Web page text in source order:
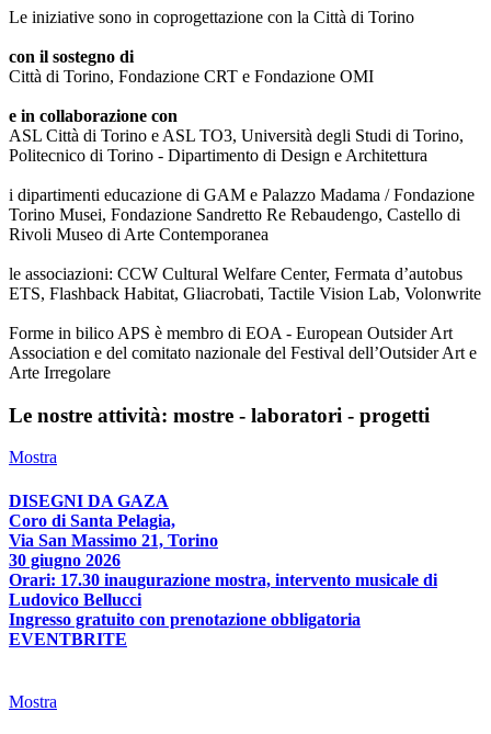
Le iniziative sono in coprogettazione con la Città di Torino
con il sostegno di
Città di Torino, Fondazione CRT e Fondazione OMI
e in collaborazione con
ASL Città di Torino e ASL TO3, Università degli Studi di Torino,
Politecnico di Torino - Dipartimento di Design e Architettura
i dipartimenti educazione di GAM e Palazzo Madama / Fondazione
Torino Musei, Fondazione Sandretto Re Rebaudengo, Castello di
Rivoli Museo di Arte Contemporanea
le associazioni: CCW Cultural Welfare Center, Fermata d’autobus
ETS, Flashback Habitat, Gliacrobati, Tactile Vision Lab, Volonwrite
Forme in bilico APS è membro di EOA - European Outsider Art
Association e del comitato nazionale del Festival dell’Outsider Art e
Arte Irregolare
Le nostre attività: mostre - laboratori - progetti
Mostra
DISEGNI DA GAZA
Coro di Santa Pelagia,
Via San Massimo 21, Torino
30 giugno 2026
Orari: 17.30 inaugurazione mostra, intervento musicale di
Ludovico Bellucci
Ingresso gratuito con prenotazione obbligatoria
EVENTBRITE
Mostra